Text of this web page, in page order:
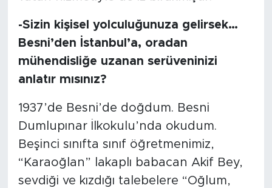
-Sizin kişisel yolculuğunuza gelirsek…
Besni’den İstanbul’a, oradan
mühendisliğe uzanan serüveninizi
anlatır mısınız?
1937’de Besni’de doğdum. Besni
Dumlupınar İlkokulu’nda okudum.
Beşinci sınıfta sınıf öğretmenimiz,
“Karaoğlan” lakaplı babacan Akif Bey,
sevdiği ve kızdığı talebelere “Oğlum,